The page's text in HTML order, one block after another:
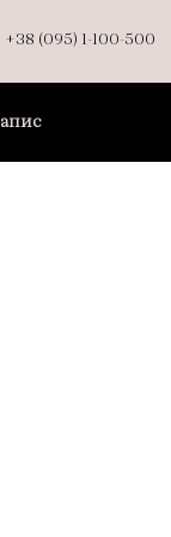
+38 (095) 1-100-500